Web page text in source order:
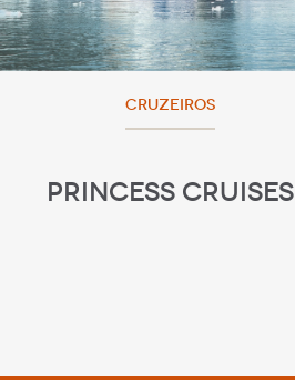
CRUZEIROS
PRINCESS CRUISES